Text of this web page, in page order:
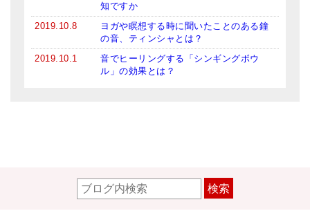
知ですか
2019.10.8
ヨガや瞑想する時に聞いたことのある鐘
の音、ティンシャとは？
2019.10.1
音でヒーリングする「シンギングボウ
ル」の効果とは？
検索